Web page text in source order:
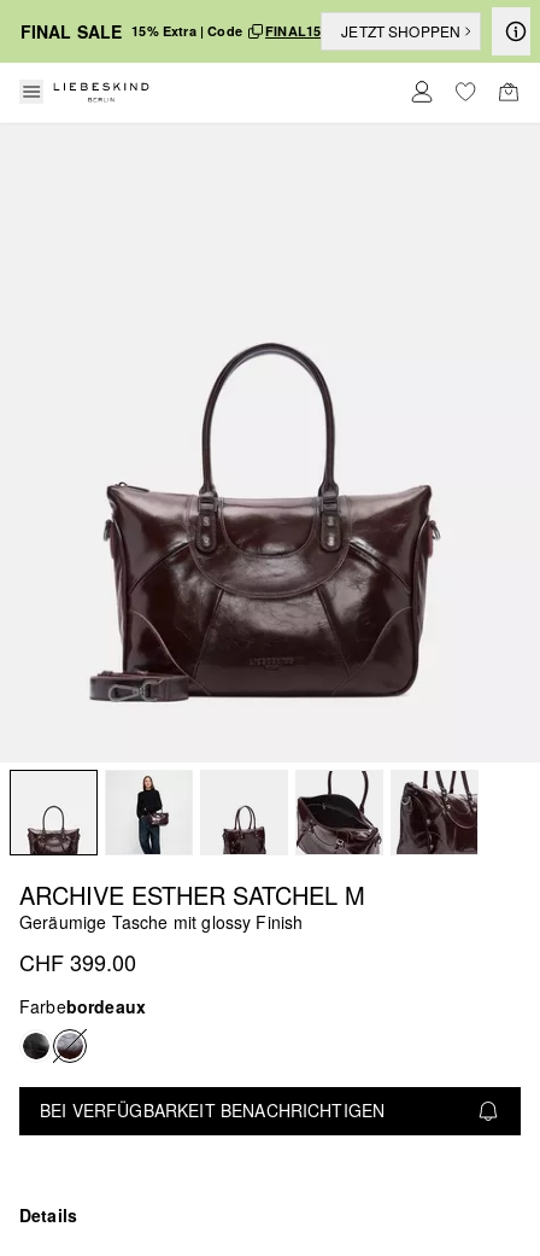
FINAL SALE 15% Extra | Code FINAL15 JETZT SHOPPEN
ARCHIVE ESTHER SATCHEL M
Geräumige Tasche mit glossy Finish
CHF 399.00
Farbebordeaux
BEI VERFÜGBARKEIT BENACHRICHTIGEN
Details